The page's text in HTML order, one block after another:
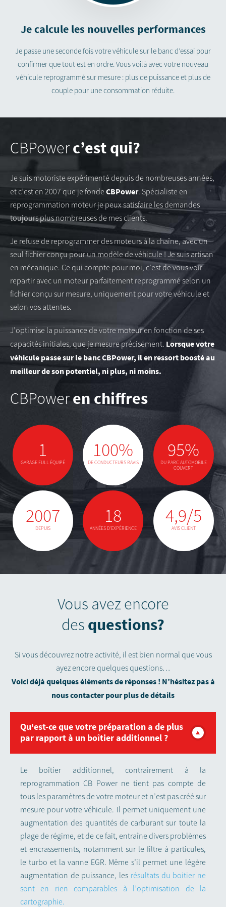
Je calcule les nouvelles performances
Je passe une seconde fois votre véhicule sur le banc d’essai pour
confirmer que tout est en ordre. Vous voilà avec votre nouveau
véhicule reprogrammé sur mesure : plus de puissance et plus de
couple pour une consommation réduite.
CBPowerc’est qui?
Je suis motoriste expérimenté depuis de nombreuses années,
et c’est en 2007 que je fonde CBPower. Spécialiste en
reprogrammation moteur je peux satisfaire les demandes
toujours plus nombreuses de mes clients.
Je refuse de reprogrammer des moteurs à la chaîne, avec un
seul fichier conçu pour un modèle de véhicule ! Je suis artisan
en mécanique. Ce qui compte pour moi, c’est de vous voir
repartir avec un moteur parfaitement reprogrammé selon un
fichier conçu sur mesure, uniquement pour votre véhicule et
selon vos attentes.
J’optimise la puissance de votre moteur en fonction de ses
capacités initiales, que je mesure précisément. Lorsque votre
véhicule passe sur le banc CBPower, il en ressort boosté au
meilleur de son potentiel, ni plus, ni moins.
CBPoweren chiffres
1
GARAGE FULL ÉQUIPÉ
100%
DE CONDUCTEURS RAVIS
95%
DU PARC AUTOMOBILE
COUVERT
2007
DEPUIS
18
ANNÉES D'EXPÉRIENCE
4,9/5
AVIS CLIENT
Vous avez encore
des questions?
Si vous découvrez notre activité, il est bien normal que vous
ayez encore quelques questions…
Voici déjà quelques éléments de réponses ! N’hésitez pas à
nous contacter pour plus de détails
Qu'est-ce que votre préparation a de plus
par rapport à un boîtier additionnel ?
Le boîtier additionnel, contrairement à la
reprogrammation CB Power ne tient pas compte de
tous les paramètres de votre moteur et n’est pas créé sur
mesure pour votre véhicule. Il permet uniquement une
augmentation des quantités de carburant sur toute la
plage de régime, et de ce fait, entraîne divers problèmes
et encrassements, notamment sur le filtre à particules,
le turbo et la vanne EGR. Même s’il permet une légère
augmentation de puissance, les résultats du boitier ne
sont en rien comparables à l’optimisation de la
cartographie.